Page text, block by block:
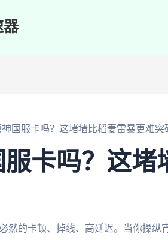
器
神国服卡吗？这堵墙比稻妻雷暴更难突
服卡吗？这堵
然的卡顿、掉线、高延迟。当你操纵